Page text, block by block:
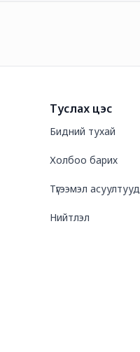
Туслах цэс
Бидний тухай
Холбоо барих
Түгээмэл асуултууд
Нийтлэл